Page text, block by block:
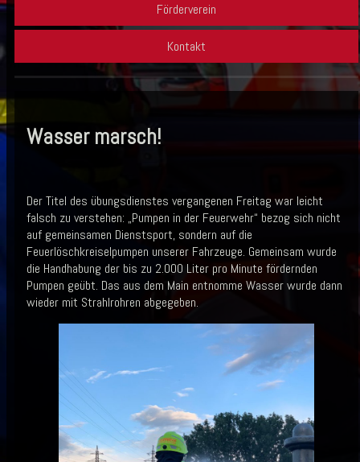
Förderverein
Kontakt
Wasser marsch!
Der Titel des übungsdienstes vergangenen Freitag war leicht
falsch zu verstehen: „Pumpen in der Feuerwehr“ bezog sich nicht
auf gemeinsamen Dienstsport, sondern auf die
Feuerlöschkreiselpumpen unserer Fahrzeuge. Gemeinsam wurde
die Handhabung der bis zu 2.000 Liter pro Minute fördernden
Pumpen geübt. Das aus dem Main entnomme Wasser wurde dann
wieder mit Strahlrohren abgegeben.